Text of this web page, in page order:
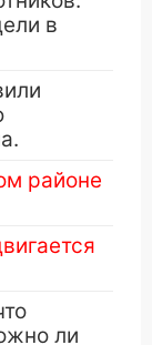
в
районе
ли